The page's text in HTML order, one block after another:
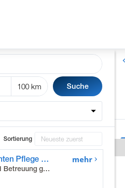
Suche
Sortierung
Pflegefachkraft in der Ambulanten Pflege West (m/w/d)
Deutsches Rotes Kreuz Pflege und Betreuung gGmbH
mehr